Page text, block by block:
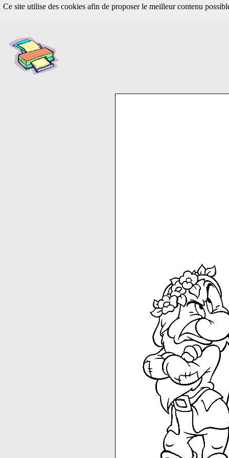
Ce site utilise des cookies afin de proposer le meilleur contenu